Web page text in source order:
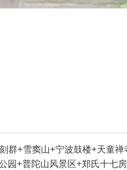
群+雪窦山+宁波鼓楼+天童
+普陀山风景区+郑氏十七